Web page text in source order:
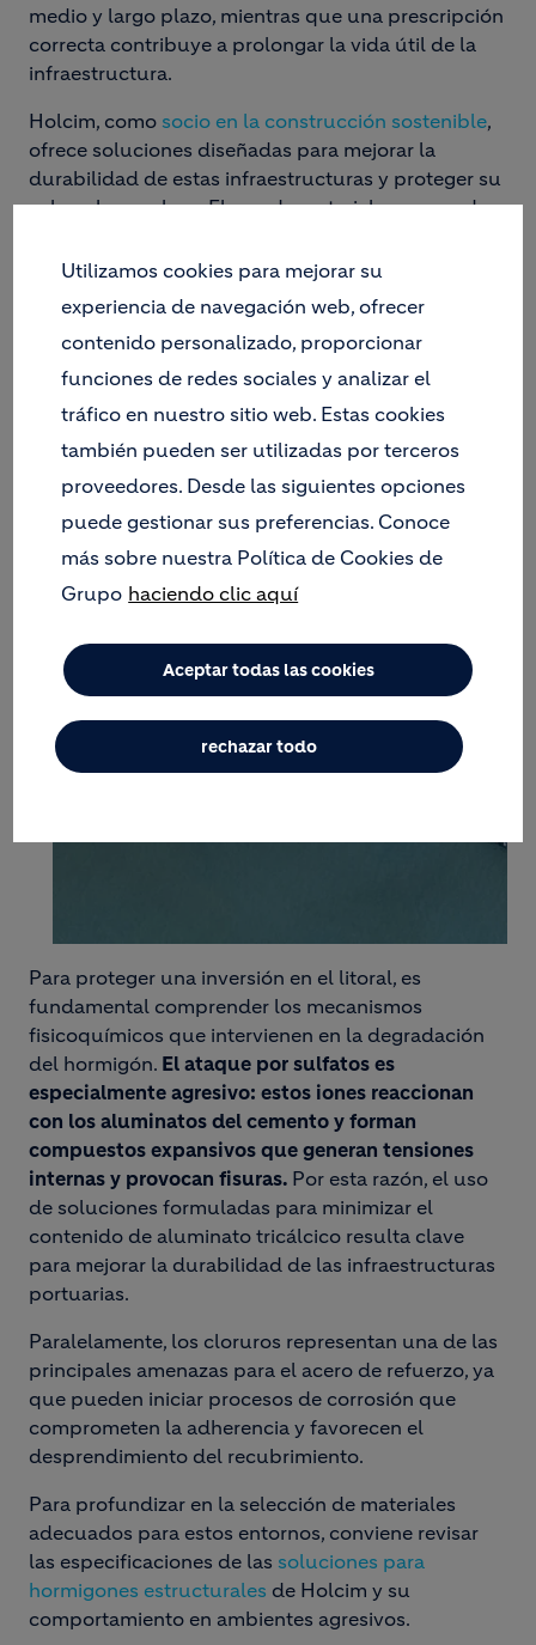
medio y largo plazo, mientras que una prescripción
correcta contribuye a prolongar la vida útil de la
infraestructura.
Holcim, como socio en la construcción sostenible,
ofrece soluciones diseñadas para mejorar la
durabilidad de estas infraestructuras y proteger su
valor a largo plazo. El uso de materiales avanzados
frente al ambiente marino y alineadas con objetivos
de reducción de emisiones.
QUÍMICA DE LA
DEGRADACIÓN: ¿POR QUÉ
NECESITAMOS CEMENTOS
SULFORRESISTENTES?
Image
Para proteger una inversión en el litoral, es
fundamental comprender los mecanismos
fisicoquímicos que intervienen en la degradación
del hormigón. El ataque por sulfatos es
especialmente agresivo: estos iones reaccionan
con los aluminatos del cemento y forman
compuestos expansivos que generan tensiones
internas y provocan fisuras. Por esta razón, el uso
de soluciones formuladas para minimizar el
contenido de aluminato tricálcico resulta clave
para mejorar la durabilidad de las infraestructuras
portuarias.
Paralelamente, los cloruros representan una de las
principales amenazas para el acero de refuerzo, ya
que pueden iniciar procesos de corrosión que
comprometen la adherencia y favorecen el
desprendimiento del recubrimiento.
Para profundizar en la selección de materiales
adecuados para estos entornos, conviene revisar
las especificaciones de las soluciones para
hormigones estructurales de Holcim y su
comportamiento en ambientes agresivos.
Utilizamos cookies para mejorar su
experiencia de navegación web, ofrecer
contenido personalizado, proporcionar
funciones de redes sociales y analizar el
tráfico en nuestro sitio web. Estas cookies
también pueden ser utilizadas por terceros
proveedores. Desde las siguientes opciones
puede gestionar sus preferencias. Conoce
más sobre nuestra Política de Cookies de
Grupo haciendo clic aquí
Aceptar todas las cookies
rechazar todo